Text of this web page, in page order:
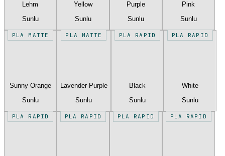
Lehm
Sunlu
Yellow
Sunlu
Purple
Sunlu
Pink
Sunlu
PLA MATTE
Sunny Orange
Sunlu
PLA MATTE
Lavender Purple
Sunlu
PLA RAPID
Black
Sunlu
PLA RAPID
White
Sunlu
PLA RAPID PLA RAPID PLA RAPID PLA RAPID